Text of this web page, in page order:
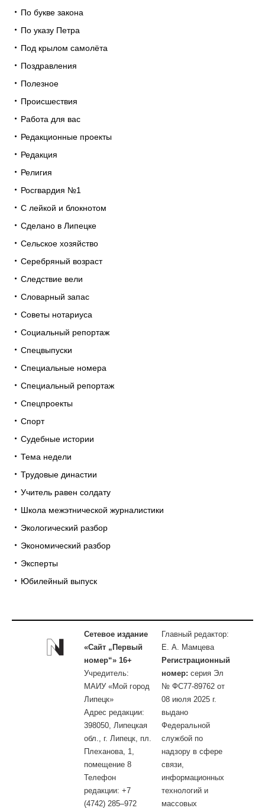
По букве закона
По указу Петра
Под крылом самолёта
Поздравления
Полезное
Происшествия
Работа для вас
Редакционные проекты
Редакция
Религия
Росгвардия №1
С лейкой и блокнотом
Сделано в Липецке
Сельское хозяйство
Серебряный возраст
Следствие вели
Словарный запас
Советы нотариуса
Социальный репортаж
Спецвыпуски
Специальные номера
Специальный репортаж
Спецпроекты
Спорт
Судебные истории
Тема недели
Трудовые династии
Учитель равен солдату
Школа межэтнической журналистики
Экологический разбор
Экономический разбор
Эксперты
Юбилейный выпуск
Сетевое издание
«Сайт „Первый
номер“» 16+
Учредитель:
МАИУ «Мой город
Липецк»
Адрес редакции:
398050, Липецкая
обл., г. Липецк, пл.
Плеханова, 1,
помещение 8
Телефон
редакции: +7
(4742) 285–972
Главный редактор:
Е. А. Мамцева
Регистрационный
номер: серия Эл
№ ФС77-89762 от
08 июля 2025 г.
выдано
Федеральной
службой по
надзору в сфере
связи,
информационных
технологий и
массовых